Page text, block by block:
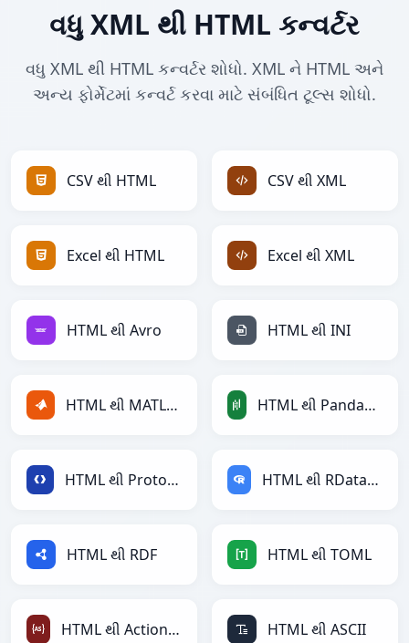
વધુ XML થી HTML કન્વર્ટર
વધુ XML થી HTML કન્વર્ટર શોધો. XML ને HTML અને
અન્ય ફોર્મેટમાં કન્વર્ટ કરવા માટે સંબંધિત ટૂલ્સ શોધો.
CSV થી HTML CSV થી XML
Excel થી HTML Excel થી XML
HTML થી Avro HTML થી INI
HTML થી MATLAB HTML થી PandasDataFrame
HTML થી Protobuf HTML થી RDataFrame
HTML થી RDF HTML થી TOML
HTML થી ActionScript HTML થી ASCII